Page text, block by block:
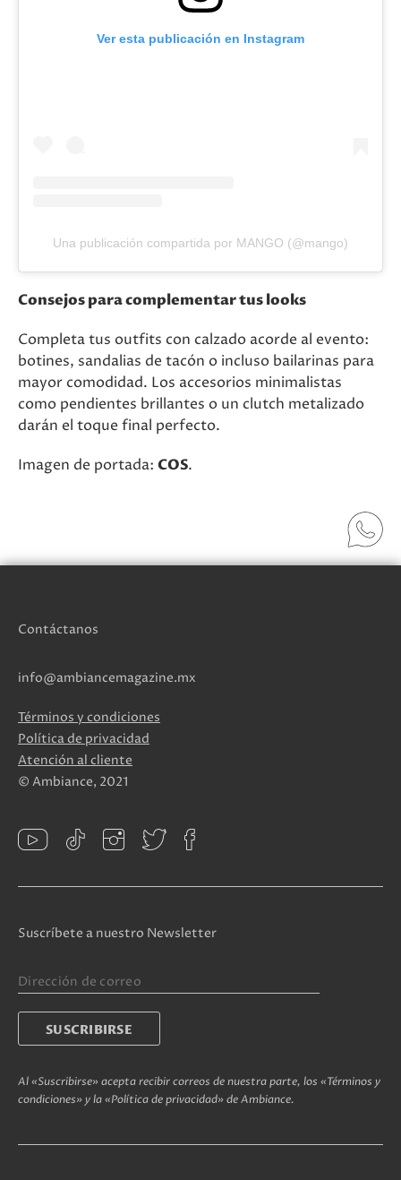
Ver esta publicación en Instagram
Una publicación compartida por MANGO (@mango)
Consejos para complementar tus looks
Completa tus outfits con calzado acorde al evento:
botines, sandalias de tacón o incluso bailarinas para
mayor comodidad. Los accesorios minimalistas
como pendientes brillantes o un clutch metalizado
darán el toque final perfecto.
Imagen de portada: COS.
Contáctanos
info@ambiancemagazine.mx
Términos y condiciones
Política de privacidad
Atención al cliente
© Ambiance, 2021
Suscríbete a nuestro Newsletter
Al «Suscribirse» acepta recibir correos de nuestra parte, los «Términos y
condiciones» y la «Política de privacidad» de Ambiance.